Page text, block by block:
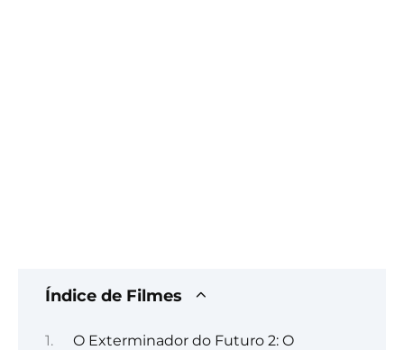
Índice de Filmes
O Exterminador do Futuro 2: O